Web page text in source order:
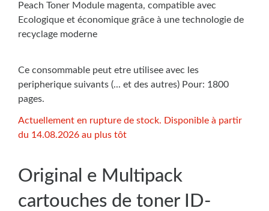
Peach Toner Module magenta, compatible avec
Ecologique et économique grâce à une technologie de
recyclage moderne
Ce consommable peut etre utilisee avec les
peripherique suivants (... et des autres) Pour: 1800
pages.
Actuellement en rupture de stock. Disponible à partir
du 14.08.2026 au plus tôt
Original e Multipack
cartouches de toner ID-